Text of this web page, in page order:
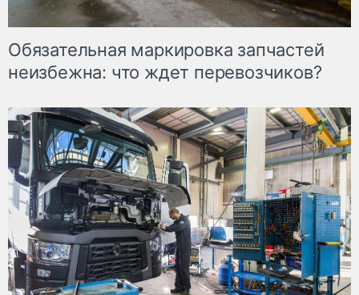
Обязательная маркировка запчастей
неизбежна: что ждет перевозчиков?